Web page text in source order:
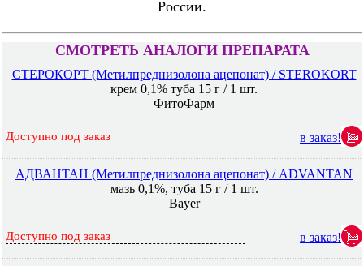
России.
СМОТРЕТЬ АНАЛОГИ ПРЕПАРАТА
СТЕРОКОРТ (Метилпреднизолона ацепонат) / STEROKORT
крем 0,1% туба 15 г / 1 шт.
ФитоФарм
Доступно под заказ в заказ!
АДВАНТАН (Метилпреднизолона ацепонат) / ADVANTAN
мазь 0,1%, туба 15 г / 1 шт.
Bayer
Доступно под заказ в заказ!